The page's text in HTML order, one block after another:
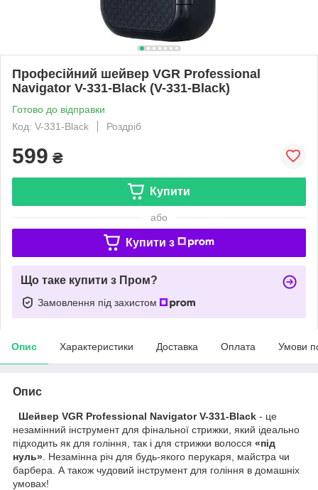
Професійний шейвер VGR Professional
Navigator V-331-Black (V-331-Black)
Готово до відправки
Код: V-331-Black
Роздріб
599 ₴
Купити
або
Купити з
Що таке купити з Пром?
Замовлення під захистом
Опис Характеристики Доставка Оплата Умови
Опис
Шейвер VGR Professional Navigator V-331-Black - це
незамінний інструмент для фінальної стрижки, який ідеально
підходить як для гоління, так і для стрижки волосся «під
нуль» . Незамінна річ для будь-якого перукаря, майстра чи
барбера. А також чудовий інструмент для гоління в домашніх
умовах!